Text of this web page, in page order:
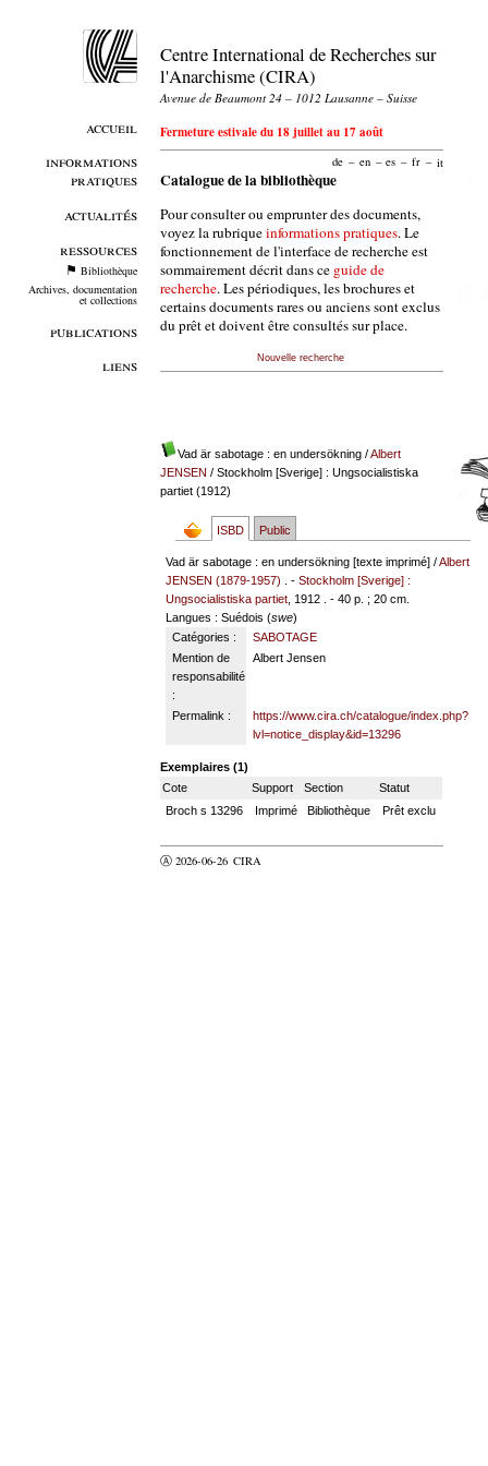
accueil
informations
pratiques
actualités
ressources
Bibliothèque
Archives, documentation
et collections
publications
liens
Centre International de Recherches sur
l'Anarchisme (CIRA)
Avenue de Beaumont 24 – 1012 Lausanne – Suisse
Fermeture estivale du 18 juillet au 17 août
de – en – es – fr – it
Catalogue de la bibliothèque
Pour consulter ou emprunter des documents,
voyez la rubriqueinformations pratiques. Le
fonctionnement de l'interface de recherche est
sommairement décrit dans ce guide de
recherche. Les périodiques, les brochures et
certains documents rares ou anciens sont exclus
du prêt et doivent être consultés sur place.
Nouvelle recherche
Vad är sabotage : en undersökning/Albert
JENSEN / Stockholm [Sverige] : Ungsocialistiska
partiet (1912)
ISBD Public
Vad är sabotage : en undersökning [texte imprimé] /Albert
JENSEN (1879-1957)
. -Stockholm [Sverige] :
Ungsocialistiska partiet , 1912 . - 40 p. ; 20 cm.
Langues : Suédois (swe)
Catégories :
SABOTAGE
Mention de
responsabilité
:
Albert Jensen
Permalink :
https://www.cira.ch/catalogue/index.php?
lvl=notice_display&id=13296
Exemplaires (1)
Cote
Support Section
Statut
Broch s 13296
Imprimé Bibliothèque Prêt exclu
Ⓐ 2026-06-26 CIRA